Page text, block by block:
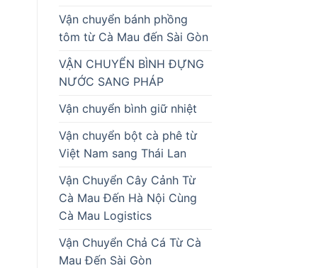
Vận chuyển bánh phồng
tôm từ Cà Mau đến Sài Gòn
VẬN CHUYỂN BÌNH ĐỰNG
NƯỚC SANG PHÁP
Vận chuyển bình giữ nhiệt
Vận chuyển bột cà phê từ
Việt Nam sang Thái Lan
Vận Chuyển Cây Cảnh Từ
Cà Mau Đến Hà Nội Cùng
Cà Mau Logistics
Vận Chuyển Chả Cá Từ Cà
Mau Đến Sài Gòn